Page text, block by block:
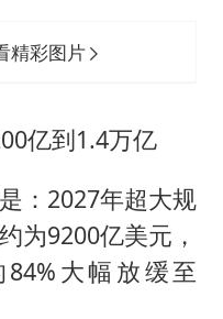
精彩图片
亿到1.4万亿
：2027年超大规
为9200亿美元，
大幅放缓至